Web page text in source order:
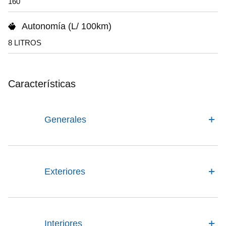
Autonomía (L/ 100km)
8 LITROS
Características
Generales
Exteriores
Interiores